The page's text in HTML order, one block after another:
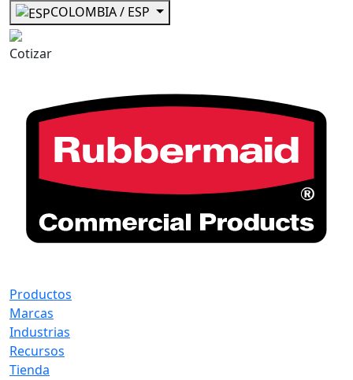
COLOMBIA / ESP
Cotizar
Productos
Marcas
Industrias
Recursos
Tienda